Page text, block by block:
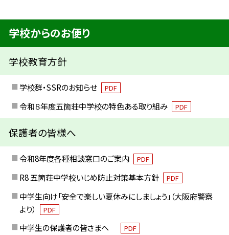
学校からのお便り
学校教育方針
学校群・SSRのお知らせ PDF
令和８年度五箇荘中学校の特色ある取り組み PDF
保護者の皆様へ
令和8年度各種相談窓口のご案内 PDF
R8 五箇荘中学校いじめ防止対策基本方針 PDF
中学生向け「安全で楽しい夏休みにしましょう」（大阪府警察
より）
PDF
中学生の保護者の皆さまへ PDF